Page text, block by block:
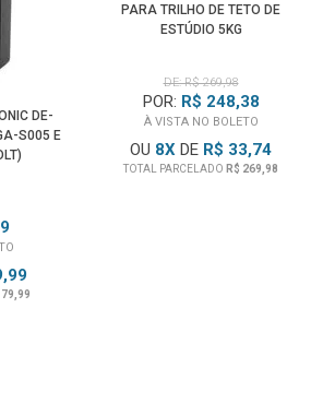
DE-
S005 E
79,99
PARA TRILHO DE TETO DE
ESTÚDIO 5KG
DE: R$ 269,98
POR: R$ 248,38
À VISTA NO BOLETO
OU 8X DE R$ 33,74
TOTAL PARCELADO R$ 269,98